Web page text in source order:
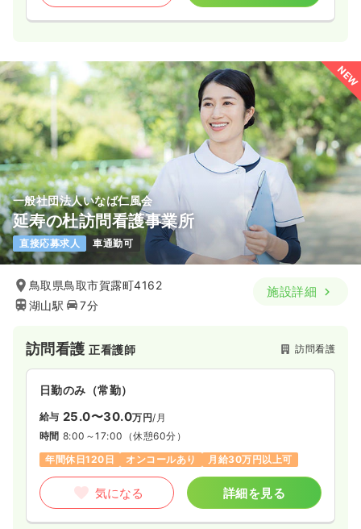
NEW
一般社団法人いなば仁風会
延寿の杜訪問看護事業所
直接応募求人 車通勤可
鳥取県鳥取市賀露町4162
湖山駅
7分
施設詳細
訪問看護正看護師 訪問看護
日勤のみ（常勤）
給与 25.0〜30.0万円/月
時間 8:00～17:00 （休憩60分）
年間休日120日
オンコールあり 月給30万円以上可
気になる 詳細を見る